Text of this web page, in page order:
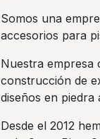
Somos una
accesorios para
Nuestra empresa
construcción de
diseños en piedra
Desde el 2012